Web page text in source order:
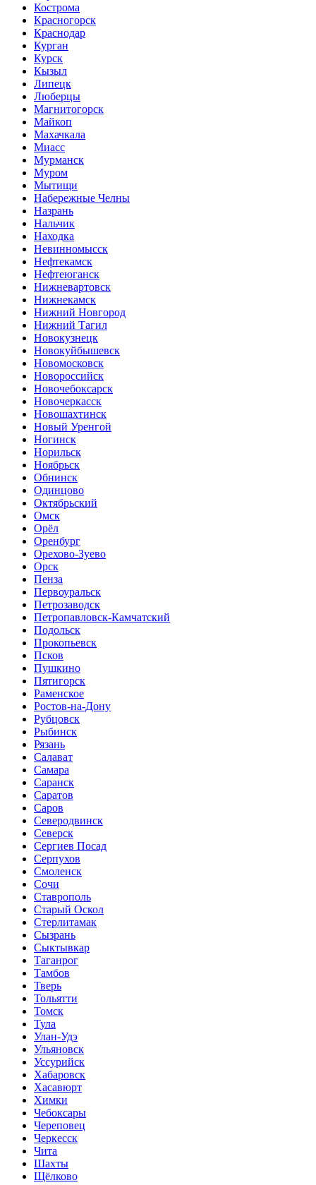
Кострома
Красногорск
Краснодар
Курган
Курск
Кызыл
Липецк
Люберцы
Магнитогорск
Майкоп
Махачкала
Миасс
Мурманск
Муром
Мытищи
Набережные Челны
Назрань
Нальчик
Находка
Невинномысск
Нефтекамск
Нефтеюганск
Нижневартовск
Нижнекамск
Нижний Новгород
Нижний Тагил
Новокузнецк
Новокуйбышевск
Новомосковск
Новороссийск
Новочебоксарск
Новочеркасск
Новошахтинск
Новый Уренгой
Ногинск
Норильск
Ноябрьск
Обнинск
Одинцово
Октябрьский
Омск
Орёл
Оренбург
Орехово-Зуево
Орск
Пенза
Первоуральск
Петрозаводск
Петропавловск-Камчатский
Подольск
Прокопьевск
Псков
Пушкино
Пятигорск
Раменское
Ростов-на-Дону
Рубцовск
Рыбинск
Рязань
Салават
Самара
Саранск
Саратов
Саров
Северодвинск
Северск
Сергиев Посад
Серпухов
Смоленск
Сочи
Ставрополь
Старый Оскол
Стерлитамак
Сызрань
Сыктывкар
Таганрог
Тамбов
Тверь
Тольятти
Томск
Тула
Улан-Удэ
Ульяновск
Уссурийск
Хабаровск
Хасавюрт
Химки
Чебоксары
Череповец
Черкесск
Чита
Шахты
Щёлково